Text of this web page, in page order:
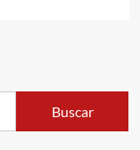
Buscar